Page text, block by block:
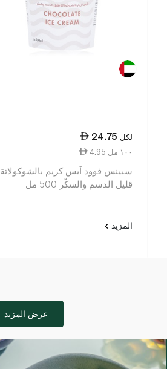
24.75 لكل
4.95 ١٠٠ مل
سبينس فوود آيس كريم بالشوكولاتة
قليل الدسم والسكّر 500 مل
المزيد
عرض المزيد